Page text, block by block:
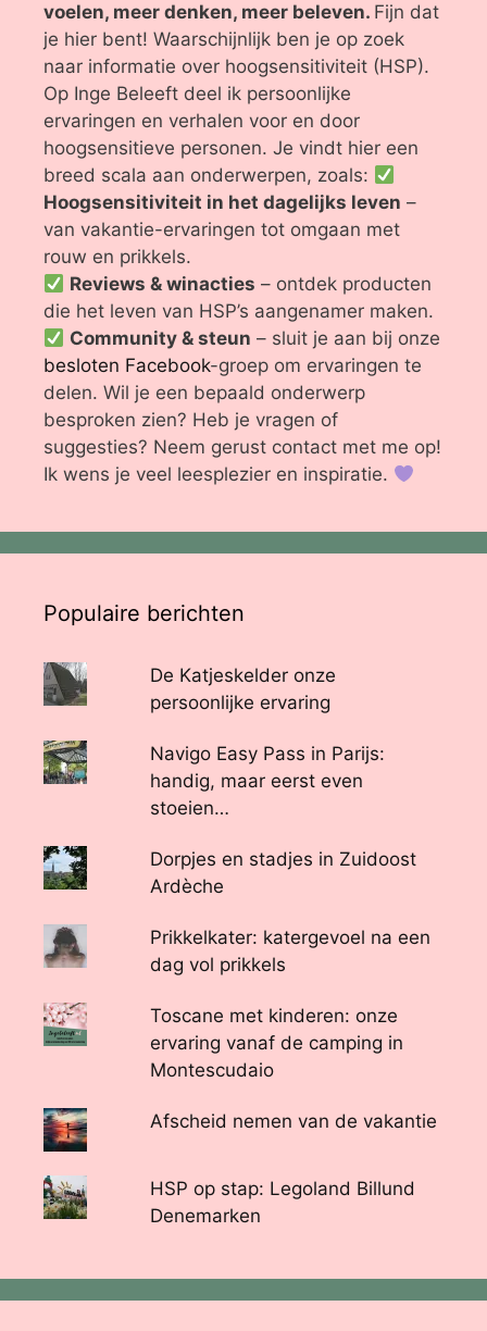
voelen, meer denken, meer beleven. Fijn dat
je hier bent! Waarschijnlijk ben je op zoek
naar informatie over hoogsensitiviteit (HSP).
Op Inge Beleeft deel ik persoonlijke
ervaringen en verhalen voor en door
hoogsensitieve personen. Je vindt hier een
breed scala aan onderwerpen, zoals:
Hoogsensitiviteit in het dagelijks leven –
van vakantie-ervaringen tot omgaan met
rouw en prikkels.
Reviews & winacties – ontdek producten
die het leven van HSP’s aangenamer maken.
Community & steun – sluit je aan bij onze
besloten Facebook-groep om ervaringen te
delen. Wil je een bepaald onderwerp
besproken zien? Heb je vragen of
suggesties? Neem gerust contact met me op!
Ik wens je veel leesplezier en inspiratie.
Populaire berichten
De Katjeskelder onze
persoonlijke ervaring
Navigo Easy Pass in Parijs:
handig, maar eerst even
stoeien…
Dorpjes en stadjes in Zuidoost
Ardèche
Prikkelkater: katergevoel na een
dag vol prikkels
Toscane met kinderen: onze
ervaring vanaf de camping in
Montescudaio
Afscheid nemen van de vakantie
HSP op stap: Legoland Billund
Denemarken